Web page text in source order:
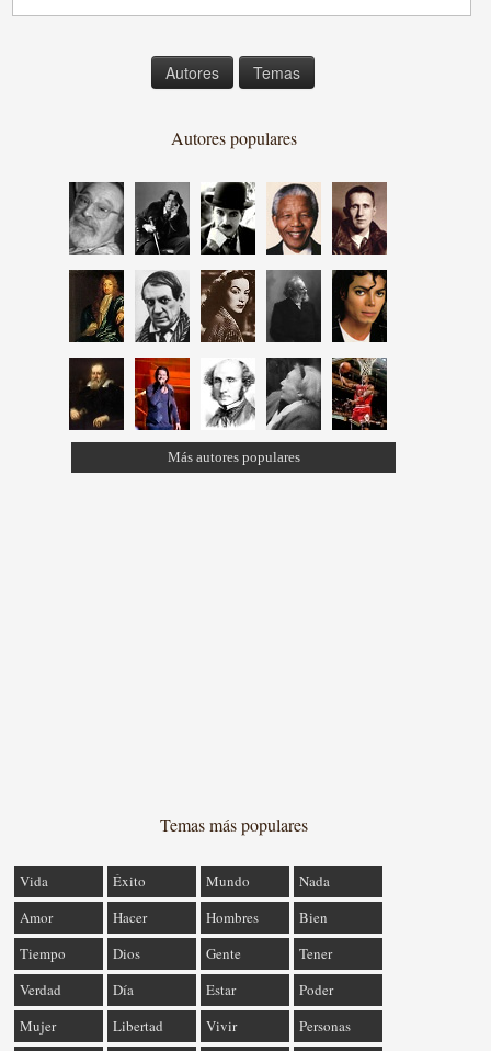
Autores Temas
Autores populares
Más autores populares
Temas más populares
Vida Éxito Mundo
Nada
Amor
Hacer Hombres
Bien
Tiempo
Dios Gente
Tener
Verdad
Día Estar
Poder
Mujer
Libertad Vivir Personas